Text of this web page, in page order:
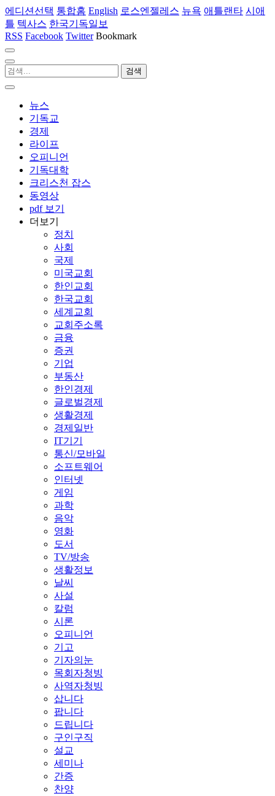
에디션선택 통합홈 English 로스엔젤레스 뉴욕 애틀랜타 시애
틀 텍사스 한국기독일보
RSS Facebook Twitter Bookmark
뉴스
기독교
경제
라이프
오피니언
기독대학
크리스천 잡스
동영상
pdf 보기
더보기
정치
사회
국제
미국교회
한인교회
한국교회
세계교회
교회주소록
금융
증권
기업
부동산
한인경제
글로벌경제
생활경제
경제일반
IT기기
통신/모바일
소프트웨어
인터넷
게임
과학
음악
영화
도서
TV/방송
생활정보
날씨
사설
칼럼
시론
오피니언
기고
기자의눈
목회자청빙
사역자청빙
삽니다
팝니다
드립니다
구인구직
설교
세미나
간증
찬양